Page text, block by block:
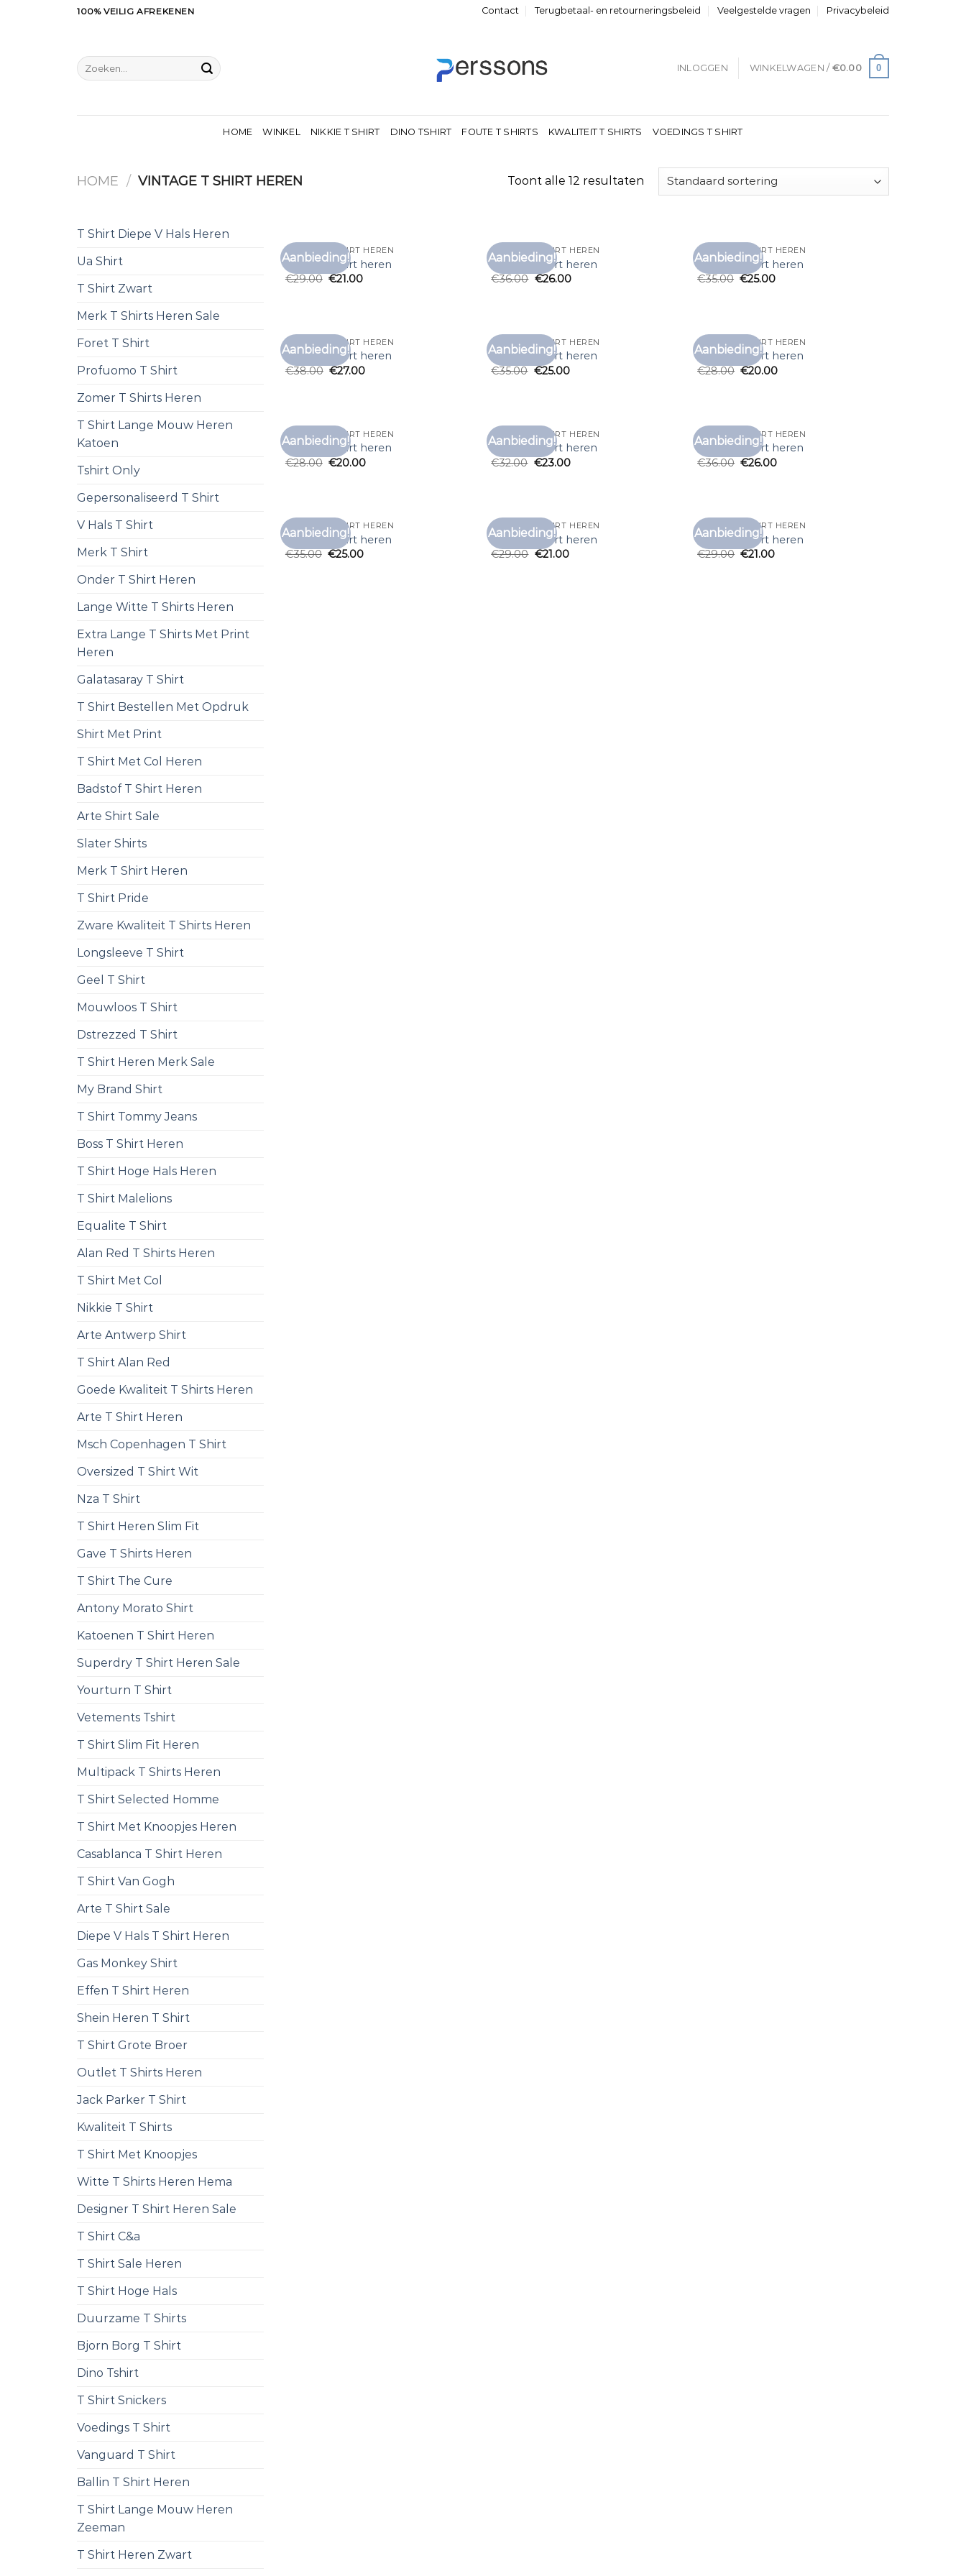
100% VEILIG AFREKENEN Contact Terugbetaal- en retourneringsbeleid Veelgestelde vragen Privacybeleid
Zoeken
naar:
INLOGGEN WINKELWAGEN / €0.00 0
HOME WINKEL NIKKIE T SHIRT DINO TSHIRT FOUTE T SHIRTS KWALITEIT T SHIRTS VOEDINGS T SHIRT
HOME / VINTAGE T SHIRT HEREN Toont alle 12 resultaten
T Shirt Diepe V Hals Heren
Ua Shirt
T Shirt Zwart
Merk T Shirts Heren Sale
Foret T Shirt
Profuomo T Shirt
Zomer T Shirts Heren
T Shirt Lange Mouw Heren
Katoen
Tshirt Only
Gepersonaliseerd T Shirt
V Hals T Shirt
Merk T Shirt
Onder T Shirt Heren
Lange Witte T Shirts Heren
Extra Lange T Shirts Met Print
Heren
Galatasaray T Shirt
T Shirt Bestellen Met Opdruk
Shirt Met Print
T Shirt Met Col Heren
Badstof T Shirt Heren
Arte Shirt Sale
Slater Shirts
Merk T Shirt Heren
T Shirt Pride
Zware Kwaliteit T Shirts Heren
Longsleeve T Shirt
Geel T Shirt
Mouwloos T Shirt
Dstrezzed T Shirt
T Shirt Heren Merk Sale
My Brand Shirt
T Shirt Tommy Jeans
Boss T Shirt Heren
T Shirt Hoge Hals Heren
T Shirt Malelions
Equalite T Shirt
Alan Red T Shirts Heren
T Shirt Met Col
Nikkie T Shirt
Arte Antwerp Shirt
T Shirt Alan Red
Goede Kwaliteit T Shirts Heren
Arte T Shirt Heren
Msch Copenhagen T Shirt
Oversized T Shirt Wit
Nza T Shirt
T Shirt Heren Slim Fit
Gave T Shirts Heren
T Shirt The Cure
Antony Morato Shirt
Katoenen T Shirt Heren
Superdry T Shirt Heren Sale
Yourturn T Shirt
Vetements Tshirt
T Shirt Slim Fit Heren
Multipack T Shirts Heren
T Shirt Selected Homme
T Shirt Met Knoopjes Heren
Casablanca T Shirt Heren
T Shirt Van Gogh
Arte T Shirt Sale
Diepe V Hals T Shirt Heren
Gas Monkey Shirt
Effen T Shirt Heren
Shein Heren T Shirt
T Shirt Grote Broer
Outlet T Shirts Heren
Jack Parker T Shirt
Kwaliteit T Shirts
T Shirt Met Knoopjes
Witte T Shirts Heren Hema
Designer T Shirt Heren Sale
T Shirt C&a
T Shirt Sale Heren
T Shirt Hoge Hals
Duurzame T Shirts
Bjorn Borg T Shirt
Dino Tshirt
T Shirt Snickers
Voedings T Shirt
Vanguard T Shirt
Ballin T Shirt Heren
T Shirt Lange Mouw Heren
Zeeman
T Shirt Heren Zwart
Aanbieding!
VINTAGE T SHIRT HEREN
vintage t shirt heren
€29.00 €21.00
Aanbieding!
VINTAGE T SHIRT HEREN
vintage t shirt heren
€36.00 €26.00
Aanbieding!
VINTAGE T SHIRT HEREN
vintage t shirt heren
€35.00 €25.00
Aanbieding!
VINTAGE T SHIRT HEREN
vintage t shirt heren
€38.00 €27.00
Aanbieding!
VINTAGE T SHIRT HEREN
vintage t shirt heren
€35.00 €25.00
Aanbieding!
VINTAGE T SHIRT HEREN
vintage t shirt heren
€28.00 €20.00
Aanbieding!
VINTAGE T SHIRT HEREN
vintage t shirt heren
€28.00 €20.00
Aanbieding!
VINTAGE T SHIRT HEREN
vintage t shirt heren
€32.00 €23.00
Aanbieding!
VINTAGE T SHIRT HEREN
vintage t shirt heren
€36.00 €26.00
Aanbieding!
VINTAGE T SHIRT HEREN
vintage t shirt heren
€35.00 €25.00
Aanbieding!
VINTAGE T SHIRT HEREN
vintage t shirt heren
€29.00 €21.00
Aanbieding!
VINTAGE T SHIRT HEREN
vintage t shirt heren
€29.00 €21.00